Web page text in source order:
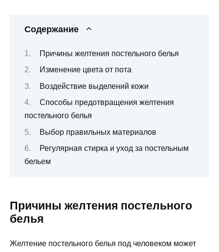
Содержание
Причины желтения постельного белья
Изменение цвета от пота
Воздействие выделений кожи
Способы предотвращения желтения
постельного белья
Выбор правильных материалов
Регулярная стирка и уход за постельным
бельем
Причины желтения постельного
белья
Желтение постельного белья под человеком может